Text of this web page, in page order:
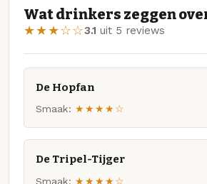
Wat drinkers zeggen
★★★☆☆3.1 uit 5 reviews
De Hopfan
Smaak: ★★★★☆
De Tripel-Tijger
Smaak: ★★★★☆